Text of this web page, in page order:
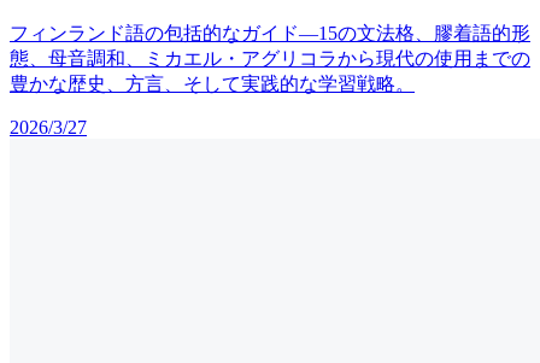
フィンランド語の包括的なガイド—15の文法格、膠着語的形
態、母音調和、ミカエル・アグリコラから現代の使用までの
豊かな歴史、方言、そして実践的な学習戦略。
2026/3/27